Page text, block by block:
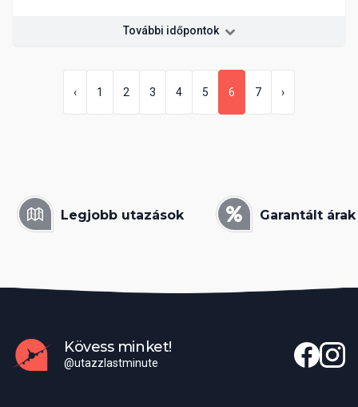
További időpontok
‹ 1 2 3 4 5 6 7 ›
Legjobb utazások Garantált árak
Kövess minket!
@utazzlastminute